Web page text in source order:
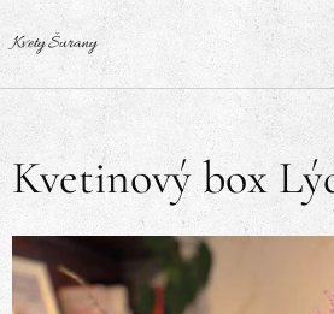
Kvety Šurany
Kvetinový box